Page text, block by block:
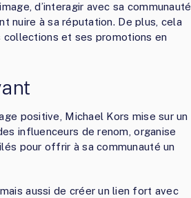
d’interagir avec sa communauté
nuire à sa réputation. De plus, cela
et ses promotions en
positive, Michael Kors mise sur un
influenceurs de renom, organise
pour offrir à sa communauté un
aussi de créer un lien fort avec